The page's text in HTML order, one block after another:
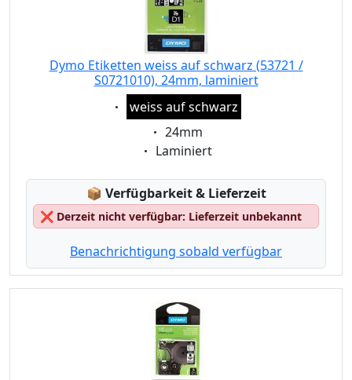
Dymo Etiketten weiss auf schwarz (53721 /
S0721010), 24mm, laminiert
Eigenschaft:
weiss auf schwarz
Eigenschaft:
24mm
Eigenschaft:
Laminiert
📦 Lagerstatus:
Verfügbarkeit & Lieferzeit
❌ Derzeit nicht verfügbar: Lieferzeit unbekannt
Benachrichtigung sobald verfügbar